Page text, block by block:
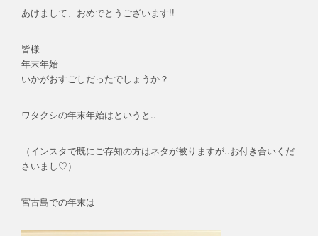
あけまして、おめでとうございます!!
皆様
年末年始
いかがおすごしだったでしょうか？
ワタクシの年末年始はというと..
（インスタで既にご存知の方はネタが被りますが..お付き合いくだ
さいまし♡）
宮古島での年末は